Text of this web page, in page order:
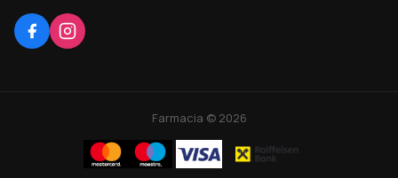
Farmacia © 2026